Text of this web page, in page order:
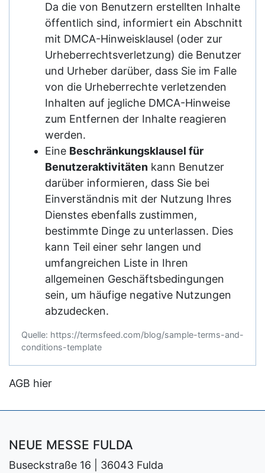
Da die von Benutzern erstellten Inhalte
öffentlich sind, informiert ein Abschnitt
mit DMCA-Hinweisklausel (oder zur
Urheberrechtsverletzung) die Benutzer
und Urheber darüber, dass Sie im Falle
von die Urheberrechte verletzenden
Inhalten auf jegliche DMCA-Hinweise
zum Entfernen der Inhalte reagieren
werden.
Eine Beschränkungsklausel für
Benutzeraktivitäten kann Benutzer
darüber informieren, dass Sie bei
Einverständnis mit der Nutzung Ihres
Dienstes ebenfalls zustimmen,
bestimmte Dinge zu unterlassen. Dies
kann Teil einer sehr langen und
umfangreichen Liste in Ihren
allgemeinen Geschäftsbedingungen
sein, um häufige negative Nutzungen
abzudecken.
Quelle: https://termsfeed.com/blog/sample-terms-and-
conditions-template
AGB hier
NEUE MESSE FULDA
Buseckstraße 16 | 36043 Fulda